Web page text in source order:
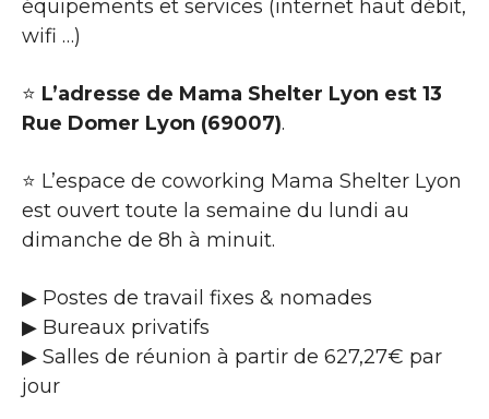
équipements et services (internet haut débit,
wifi …)
⭐ L’adresse de Mama Shelter Lyon est 13
Rue Domer Lyon (69007).
⭐ L’espace de coworking Mama Shelter Lyon
est ouvert toute la semaine du lundi au
dimanche de 8h à minuit.
▶ Postes de travail fixes & nomades
▶ Bureaux privatifs
▶ Salles de réunion à partir de 627,27€ par
jour